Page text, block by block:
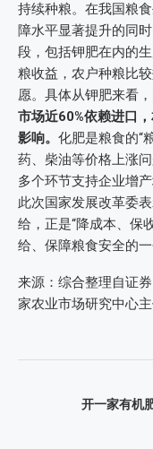
持续种粮。在我国粮
障水平显著提升的同
段，包括钾肥在内的
粮收益，农户种粮比
愿。具体从钾肥来看，
市场近60%依赖进口
影响。 化肥是粮食的“
药、柴油等价格上涨
多个环节支持企业增
此次国家发展改革委
给，正是“降成本、保
给、保障粮食安全的一
来源：综合整理自证
家农业市场研究中心主
开一家有机